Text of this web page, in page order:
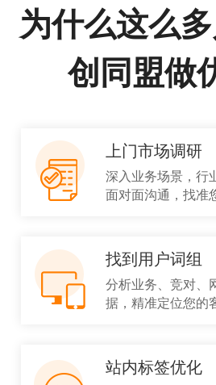
为什么这么
创同盟做
上门市场调研
深入业务场景，行
面对面沟通，找准
找到用户词组
分析业务、竞对、
据，精准定位您的
站内标签优化